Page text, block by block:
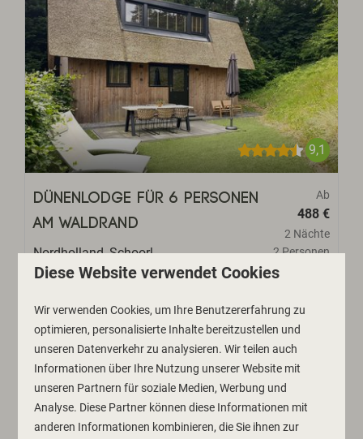
9,1
Ab
488 €
2 Nächte
2 Personen
Dünenlodge für 6 Personen
am Waldrand
Nordholland, Schoorl
6
3
Nein
Garten am Waldrand
Hinterseite des Ferienparks
Ansehen
Diese Website verwendet Cookies
Wir verwenden Cookies, um Ihre Benutzererfahrung zu
optimieren, personalisierte Inhalte bereitzustellen und
unseren Datenverkehr zu analysieren. Wir teilen auch
Informationen über Ihre Nutzung unserer Website mit
unseren Partnern für soziale Medien, Werbung und
Analyse. Diese Partner können diese Informationen mit
anderen Informationen kombinieren, die Sie ihnen zur